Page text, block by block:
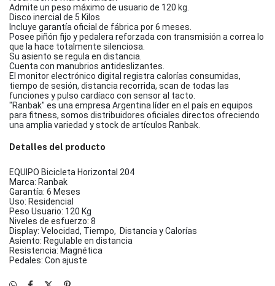
Admite un peso máximo de usuario de 120 kg.
Disco inercial de 5 Kilos
Incluye garantía oficial de fábrica por 6 meses.
Posee piñón fijo y pedalera reforzada con transmisión a correa lo
que la hace totalmente silenciosa.
Su asiento se regula en distancia.
Cuenta con manubrios antideslizantes.
El monitor electrónico digital registra calorías consumidas,
tiempo de sesión, distancia recorrida, scan de todas las
funciones y pulso cardíaco con sensor al tacto.
"Ranbak" es una empresa Argentina líder en el país en equipos
para fitness, somos distribuidores oficiales directos ofreciendo
una amplia variedad y stock de artículos Ranbak.
Detalles del producto
EQUIPO Bicicleta Horizontal 204
Marca: Ranbak
Garantía: 6 Meses
Uso: Residencial
Peso Usuario: 120 Kg
Niveles de esfuerzo: 8
Display: Velocidad, Tiempo, Distancia y Calorías
Asiento: Regulable en distancia
Resistencia: Magnética
Pedales: Con ajuste